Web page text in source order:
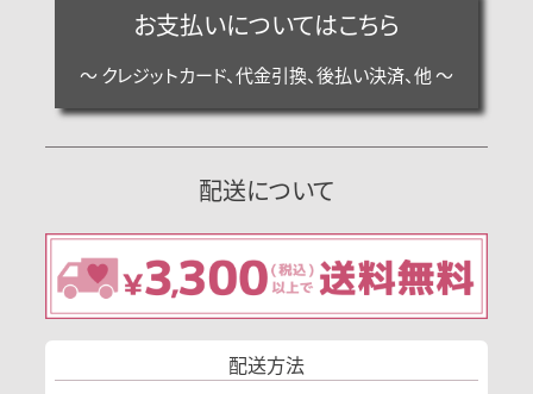
お支払いについてはこちら
～ クレジットカード、代金引換、後払い決済、他 ～
配送について
配送方法